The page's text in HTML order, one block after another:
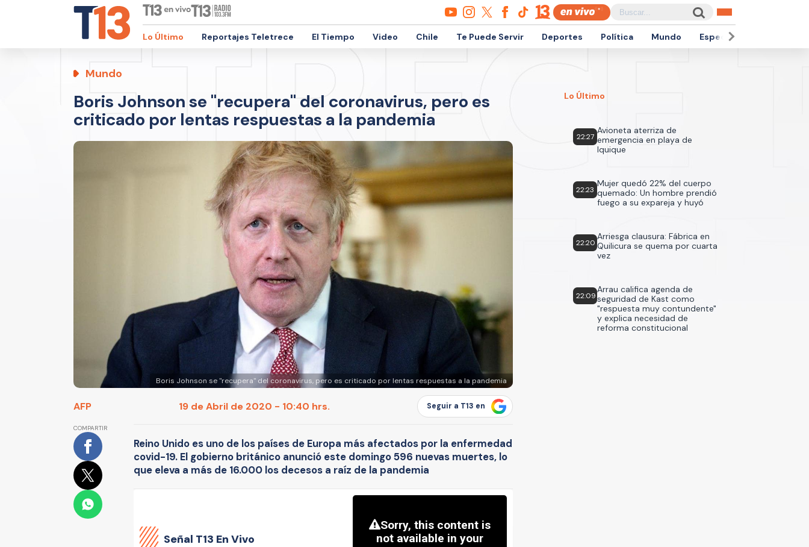
Lo Último Reportajes Teletrece El Tiempo Video Chile Te Puede Servir Deportes Política Mundo Espectáculos
Mundo
Boris Johnson se "recupera" del coronavirus, pero es
criticado por lentas respuestas a la pandemia
Boris Johnson se "recupera" del coronavirus, pero es criticado por lentas respuestas a la pandemia
AFP 19 de Abril de 2020 - 10:40 hrs. Seguir a T13 en
COMPARTIR
Reino Unido es uno de los países de Europa más afectados por la enfermedad
covid-19. El gobierno británico anunció este domingo 596 nuevas muertes, lo
que eleva a más de 16.000 los decesos a raíz de la pandemia
Señal T13 En Vivo
Lo Último
22:27
Avioneta aterriza de
emergencia en playa de
Iquique
22:23
Mujer quedó 22% del cuerpo
quemado: Un hombre prendió
fuego a su expareja y huyó
22:20
Arriesga clausura: Fábrica en
Quilicura se quema por cuarta
vez
22:09
Arrau califica agenda de
seguridad de Kast como
"respuesta muy contundente"
y explica necesidad de
reforma constitucional